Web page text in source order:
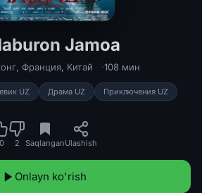
Jamoa
Uzbek tilida HD
, Франция, Китай 108 мин
UZ Драма UZ Приключения UZ
2 SaqlanganUlashish
Onlayn ko'rish